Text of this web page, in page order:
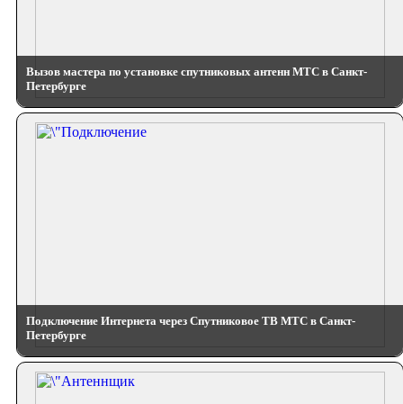
Вызов мастера по установке спутниковых антенн МТС в Санкт-
Петербурге
Подключение Интернета через Спутниковое ТВ МТС в Санкт-
Петербурге